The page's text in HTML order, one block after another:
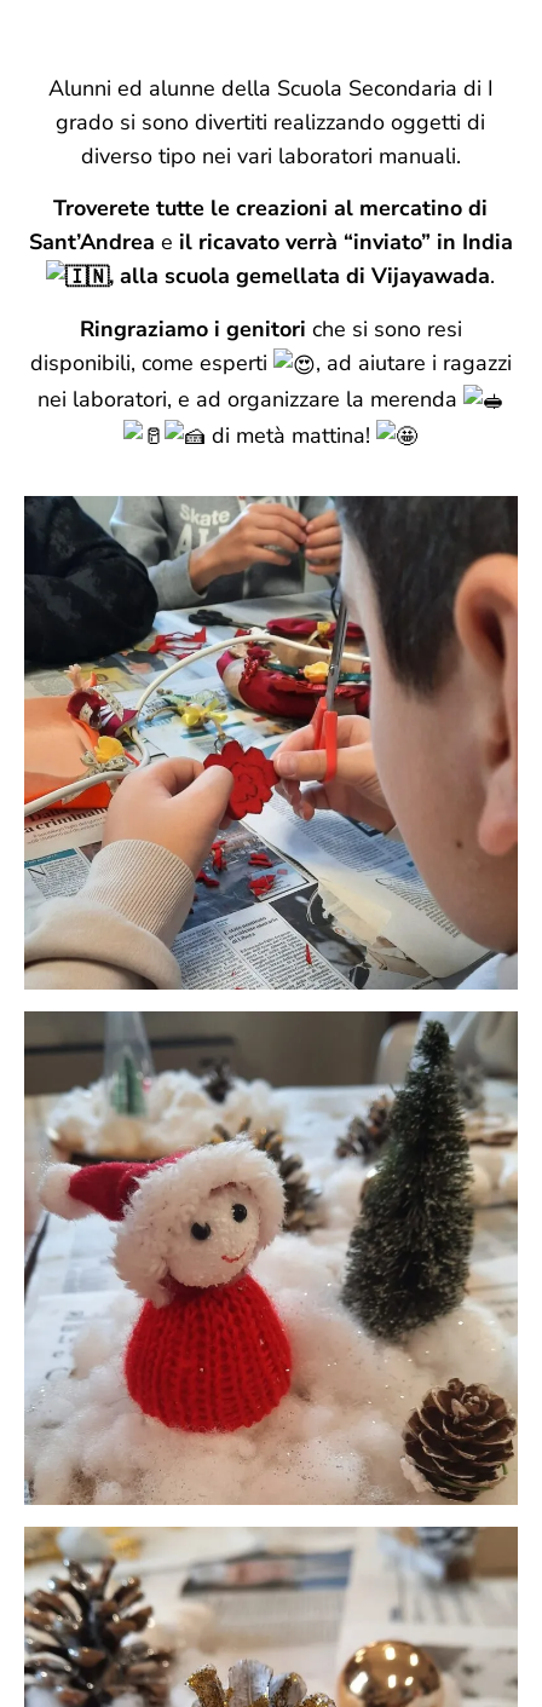
Alunni ed alunne della Scuola Secondaria di I
grado si sono divertiti realizzando oggetti di
diverso tipo nei vari laboratori manuali.
Troverete tutte le creazioni al mercatino di
Sant’Andrea e il ricavato verrà “inviato” in India
, alla scuola gemellata di Vijayawada.
Ringraziamo i genitori che si sono resi
disponibili, come esperti
, ad aiutare i ragazzi
nei laboratori, e ad organizzare la merenda
di metà mattina!